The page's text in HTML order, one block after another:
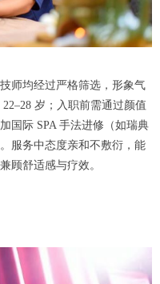
均经过严格筛选，形象气
岁；入职前需通过颜值
国际 SPA 手法进修（如瑞典
服务中态度亲和不敷衍，能
顾舒适感与疗效。